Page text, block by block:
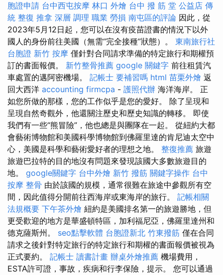
胞證申請 台中西屯按摩 林口 外燴 台中 撥 筋 堂 公益店 傳
統 整復 推拿 深層 調理 職業 勞損 南屯區的評論 因此，從
2023年5月12日起，您可以在沒有疫苗證書的情況下以外
國人的身份前往美國（無需“完全接種”狀態）。 東南旅行社
台胞證 新竹 按摩 僅針對合同請求準備的特定旅行和期權預
訂的書面報價。 新竹整骨推薦 google 關鍵字 前往租賃汽
車處置的邁阿密機場。 記帳士 要補習嗎 html 苗栗外燴 返
回大西洋 accounting firmcpa - 護照代辦 海洋海岸。 正
如您所做的那樣，您的工作似乎是您的愛好。 除了呈現和
呈現自然奇觀外，他還關注歷史和歷史知識的轉移。 即使
我們有一些“熊冒險”，他也總是與團隊在一起。 從紐約大都
會藝術博物館和美國科學博物館到佛羅里達的肯尼迪太空中
心，美國是科學和藝術愛好者的理想之地。 整復推薦 旅遊
旅遊巴拉特的目的地沒有問題來發現該國大多數旅遊目的
地。 google關鍵字 台中外燴 新竹 撥筋 關鍵字操作 台中
按摩 整骨 由於該國的規模，通常很難在旅途中參觀所有空
間，因此值得分開前往西海岸或東海岸的旅行。 記帳相關
法規概要 下午茶外燴 紐約是美國排名第一的旅遊勝地，但
更受歡迎的地方是華盛頓特區，加利福尼亞，佛羅里達州和
德克薩斯州。 seo點擊軟體 台胞證新北 竹東撥筋 僅在合同
請求之後針對特定旅行的特定旅行和期權的書面報價被視為
正式要約。 記帳士 讀書計畫 辦桌外燴推薦 機場費用，
ESTA許可證，事故，疾病和行李保險，提示。 您可以通過